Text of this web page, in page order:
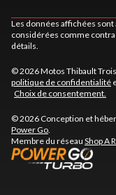
Les données affichées
considérées comme
détails.
© 2026 Motos Thibault
politique de confidentialité
Choix de consentement.
© 2026 Conception et
Power Go.
Membre du réseau Shop A